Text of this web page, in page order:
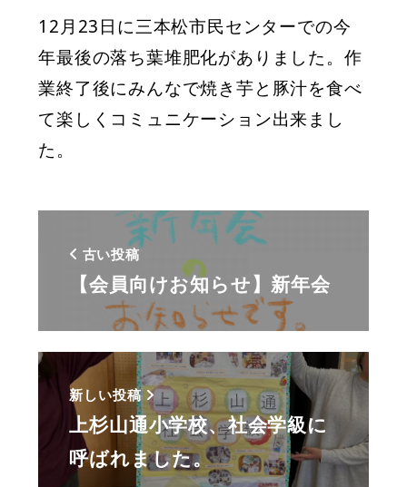
12月23日に三本松市民センターでの今
年最後の落ち葉堆肥化がありました。作
業終了後にみんなで焼き芋と豚汁を食べ
て楽しくコミュニケーション出来まし
た。
古い投稿
【会員向けお知らせ】新年会
新しい投稿
上杉山通小学校、社会学級に
呼ばれました。